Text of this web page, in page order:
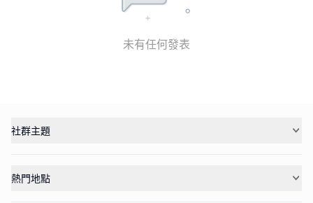
未有任何發表
社群主題
熱門地點